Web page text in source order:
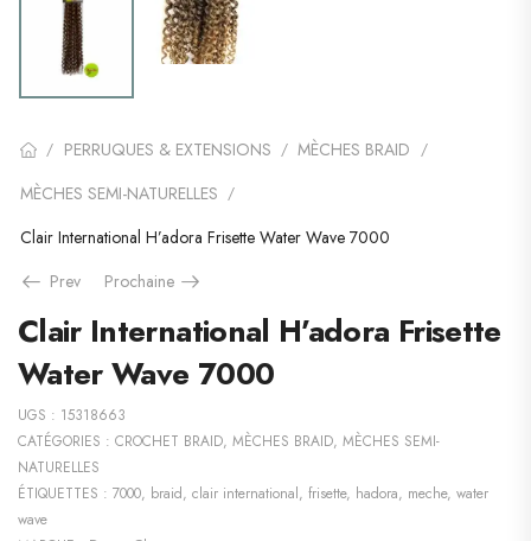
/ PERRUQUES & EXTENSIONS / MÈCHES BRAID /
MÈCHES SEMI-NATURELLES /
Clair International H’adora Frisette Water Wave 7000
Prev
Prochaine
Clair International H’adora Frisette
Water Wave 7000
UGS : 15318663
CATÉGORIES : CROCHET BRAID, MÈCHES BRAID, MÈCHES SEMI-
NATURELLES
ÉTIQUETTES : 7000, braid, clair international, frisette, hadora, meche, water
wave